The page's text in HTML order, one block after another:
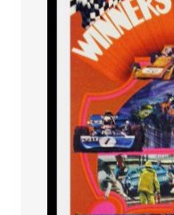
VOYAGE – TRANSPORT
SPORT – COURSE
TOURISME FRANCAIS
PAYS ETRANGER